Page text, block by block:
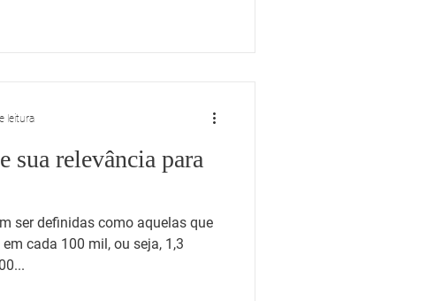
sua relevância para
ser definidas como aquelas que
cada 100 mil, ou seja, 1,3
leitura